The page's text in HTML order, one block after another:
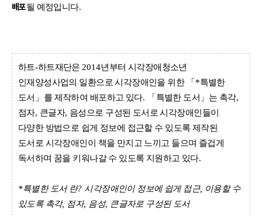
배포될 예정입니다.
하트-하트재단은 2014년부터 시각장애청소년
인재양성사업의 일환으로 시각장애인을 위한
「 *특별한
도서 」 를 제작하여 배포하고 있다. 「 특별한 도서 」 는 촉각,
점자, 큰글자, 음성으로 구성된 도서로 시각장애인들이
다양한 방법으로 쉽게 정보에 접근할 수 있도록 제작된
도서로 시각장애인이 책을 만지고 느끼고 들으며 즐겁게
독서하며 꿈을 키워나갈 수 있도록 지원하고 있다.
*특별한 도서 란? 시각장애인이 정보에 쉽게 접근, 이용할 수
있도록 촉각, 점자, 음성, 큰글자로 구성된 도서